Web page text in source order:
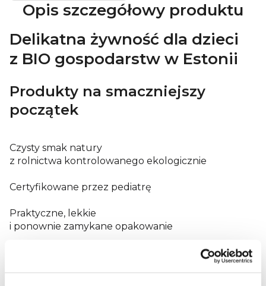
Opis szczegółowy produktu
Delikatna żywność dla dzieci
z BIO gospodarstw w Estonii
Produkty na smaczniejszy
początek
Czysty smak natury
z rolnictwa kontrolowanego ekologicznie
Certyfikowane przez pediatrę
Praktyczne, lekkie
i ponownie zamykane opakowanie